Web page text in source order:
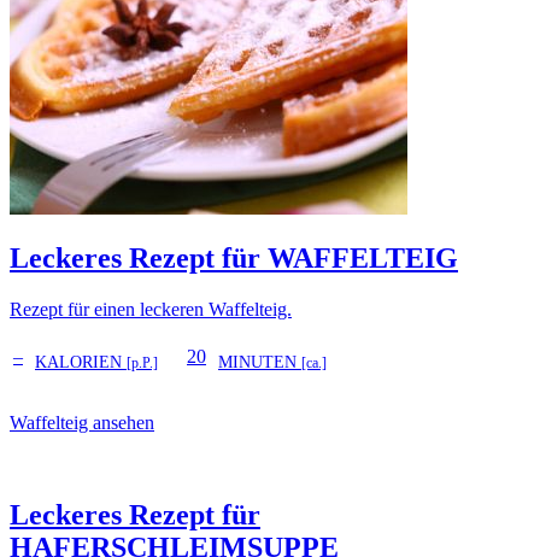
Leckeres Rezept für WAFFELTEIG
Rezept für einen leckeren Waffelteig.
– KALORIEN [p.P.] 20 MINUTEN [ca.]
Waffelteig ansehen
Leckeres Rezept für
HAFERSCHLEIMSUPPE